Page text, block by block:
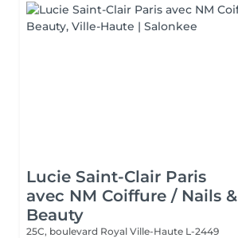
Lucie Saint-Clair Paris
avec NM Coiffure / Nails &
Beauty
25C, boulevard Royal Ville-Haute L-2449